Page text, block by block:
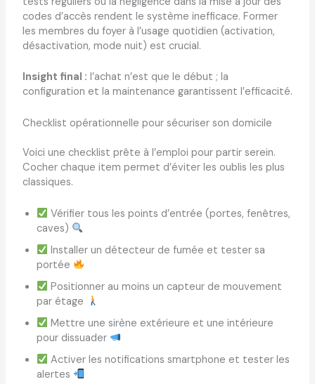
codes d’accès rendent le système inefficace. Former
les membres du foyer à l’usage quotidien (activation,
désactivation, mode nuit) est crucial.
Insight final : l’achat n’est que le début ; la
configuration et la maintenance garantissent l’efficacité.
Checklist opérationnelle pour sécuriser son domicile
Voici une checklist prête à l’emploi pour partir serein.
Cocher chaque item permet d’éviter les oublis les plus
classiques.
Vérifier tous les points d’entrée (portes, fenêtres,
caves)
Installer un détecteur de fumée et tester sa
portée
Positionner au moins un capteur de mouvement
par étage
Mettre une sirène extérieure et une intérieure
pour dissuader
Activer les notifications smartphone et tester les
alertes